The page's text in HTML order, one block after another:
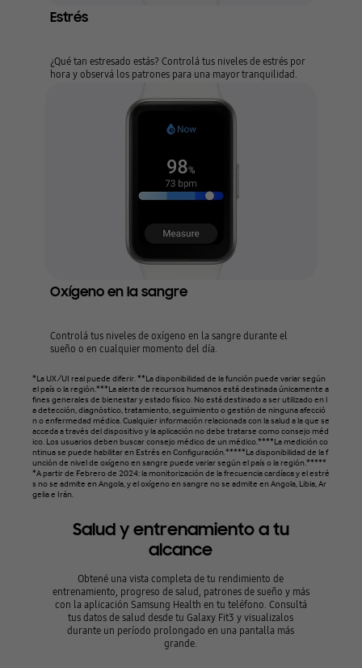
Estrés
¿Qué tan estresado estás? Controlá tus niveles de estrés por
hora y observá los patrones para una mayor tranquilidad.
Oxígeno en la sangre
Controlá tus niveles de oxígeno en la sangre durante el
sueño o en cualquier momento del día.
*La UX/UI real puede diferir. **La disponibilidad de la función puede variar según
el país o la región.***La alerta de recursos humanos está destinada únicamente a
fines generales de bienestar y estado físico. No está destinado a ser utilizado en l
a detección, diagnóstico, tratamiento, seguimiento o gestión de ninguna afecció
n o enfermedad médica. Cualquier información relacionada con la salud a la que se
acceda a través del dispositivo y la aplicación no debe tratarse como consejo méd
ico. Los usuarios deben buscar consejo médico de un médico.****La medición co
ntinua se puede habilitar en Estrés en Configuración.*****La disponibilidad de la f
unción de nivel de oxígeno en sangre puede variar según el país o la región.*****
*A partir de Febrero de 2024: la monitorización de la frecuencia cardíaca y el estré
s no se admite en Angola, y el oxígeno en sangre no se admite en Angola, Libia, Ar
gelia e Irán.
Salud y entrenamiento a tu
alcance
Obtené una vista completa de tu rendimiento de
entrenamiento, progreso de salud, patrones de sueño y más
con la aplicación Samsung Health en tu teléfono. Consultá
tus datos de salud desde tu Galaxy Fit3 y visualizalos
durante un período prolongado en una pantalla más
grande.